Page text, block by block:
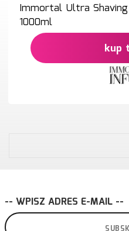
Immortal Ultra
1000ml
kup
-- WPISZ ADRES E-MAIL --